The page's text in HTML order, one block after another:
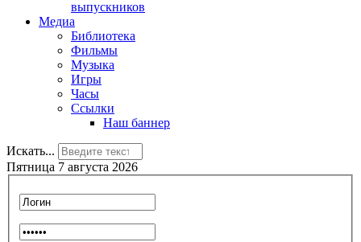
выпускников
Медиа
Библиотека
Фильмы
Музыка
Игры
Часы
Ссылки
Наш баннер
Искать...
Пятница 7 августа 2026